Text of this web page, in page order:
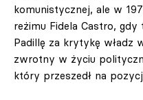
komunistycznej, ale w
reżimu Fidela Castro,
Padillę za krytykę władz
zwrotny w życiu
który przeszedł na